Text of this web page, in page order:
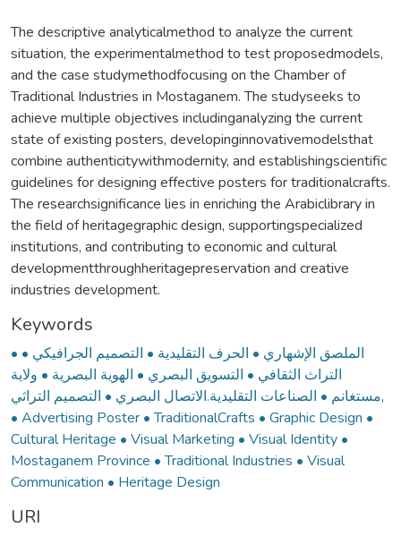
The descriptive analyticalmethod to analyze the current
situation, the experimentalmethod to test proposedmodels,
and the case studymethodfocusing on the Chamber of
Traditional Industries in Mostaganem. The studyseeks to
achieve multiple objectives includinganalyzing the current
state of existing posters, developinginnovativemodelsthat
combine authenticitywithmodernity, and establishingscientific
guidelines for designing effective posters for traditionalcrafts.
The researchsignificance lies in enriching the Arabiclibrary in
the field of heritagegraphic design, supportingspecialized
institutions, and contributing to economic and cultural
developmentthroughheritagepreservation and creative
industries development.
Keywords
• الملصق الإشهاري • الحرف التقليدية • التصميم الجرافيكي •
التراث الثقافي • التسويق البصري • الهوية البصرية • ولاية
مستغانم • الصناعات التقليدية.الاتصال البصري • التصميم التراثي,
• Advertising Poster • TraditionalCrafts • Graphic Design •
Cultural Heritage • Visual Marketing • Visual Identity •
Mostaganem Province • Traditional Industries • Visual
Communication • Heritage Design
URI